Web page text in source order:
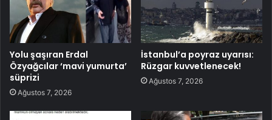
Yolu şaşıran Erdal
Özyağcılar ‘mavi yumurta’
süprizi
Ağustos 7, 2026
İstanbul’a poyraz uyarısı:
Rüzgar kuvvetlenecek!
Ağustos 7, 2026